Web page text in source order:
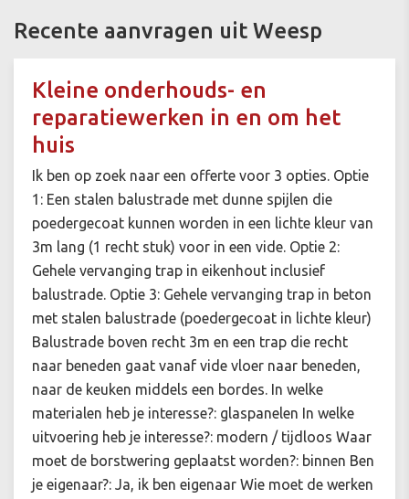
Recente aanvragen uit Weesp
Kleine onderhouds- en
reparatiewerken in en om het
huis
Ik ben op zoek naar een offerte voor 3 opties. Optie
1: Een stalen balustrade met dunne spijlen die
poedergecoat kunnen worden in een lichte kleur van
3m lang (1 recht stuk) voor in een vide. Optie 2:
Gehele vervanging trap in eikenhout inclusief
balustrade. Optie 3: Gehele vervanging trap in beton
met stalen balustrade (poedergecoat in lichte kleur)
Balustrade boven recht 3m en een trap die recht
naar beneden gaat vanaf vide vloer naar beneden,
naar de keuken middels een bordes. In welke
materialen heb je interesse?: glaspanelen In welke
uitvoering heb je interesse?: modern / tijdloos Waar
moet de borstwering geplaatst worden?: binnen Ben
je eigenaar?: Ja, ik ben eigenaar Wie moet de werken